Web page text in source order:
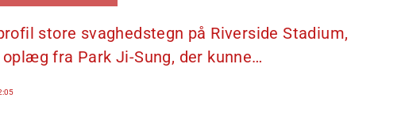
store svaghedstegn på Riverside Stadium,
fra Park Ji-Sung, der kunne…